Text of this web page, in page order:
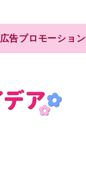
広告プロモーション